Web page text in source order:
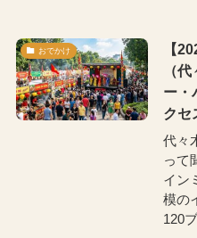
おでかけ
【
（
ー・
クセ
代々
って
イン
模の
120